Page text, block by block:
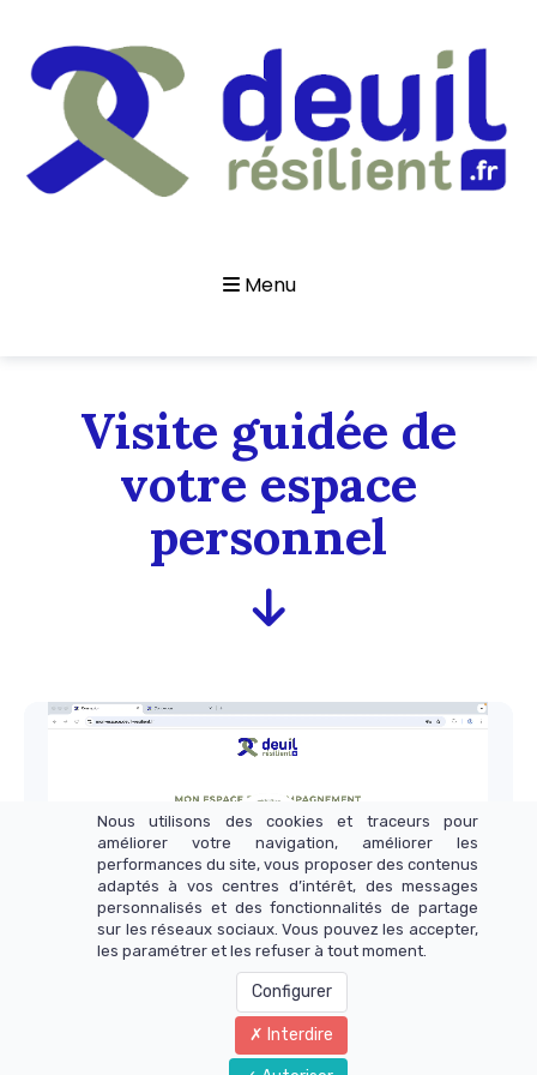
Menu
Visite guidée de
votre espace
personnel
Video
00:00 10:15
Nom du chapitre
Copyright 2026 -Deuil Résilient
Nous utilisons des cookies et traceurs pour
améliorer votre navigation, améliorer les
performances du site, vous proposer des contenus
adaptés à vos centres d’intérêt, des messages
personnalisés et des fonctionnalités de partage
sur les réseaux sociaux. Vous pouvez les accepter,
les paramétrer et les refuser à tout moment.
Configurer
Interdire